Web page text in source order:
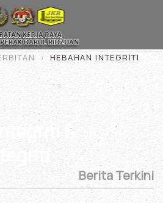
HEBAHAN INTEGRITI
&
Berita Terkini